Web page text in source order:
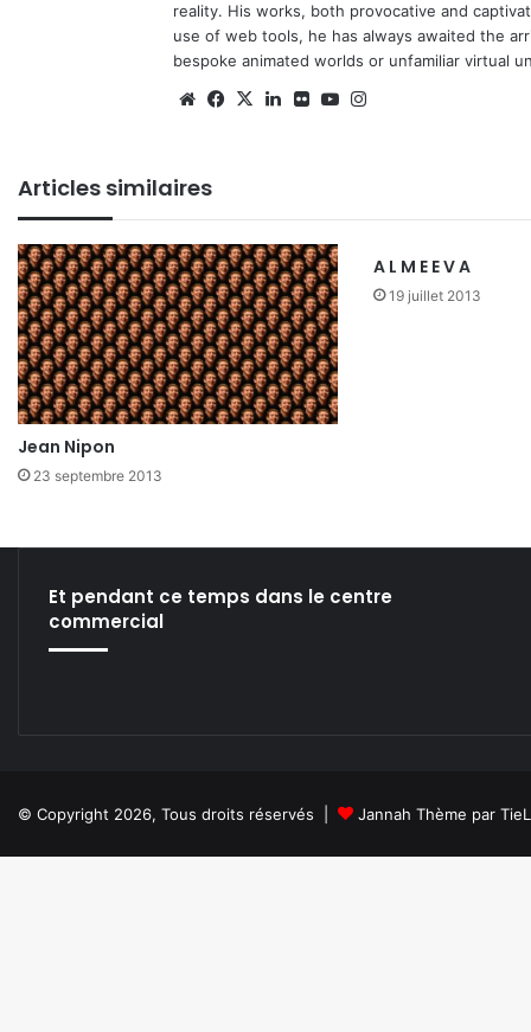
reality. His works, both provocative and
use of web tools, he has always awaited the
bespoke animated worlds or unfamiliar virtual
We Fa
X
Lin Fli Yo
Articles similaires
Jean Nipon
23 septembre 2013
A L M E E V A
19 juillet 2013
Et pendant ce temps dans le centre
commercial
© Copyright 2026, Tous droits réservés | Jannah Thème par